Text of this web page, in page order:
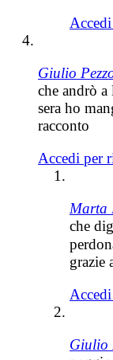
Giulio
che andrò a
sera ho
racconto
Accedi per
Marta
che
grazie
Giulio